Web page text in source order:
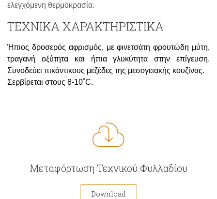
ελεγχόμενη θερμοκρασία.
ΤΕΧΝΙΚΑ ΧΑΡΑΚΤΗΡΙΣΤΙΚΑ
Ήπιος δροσερός αφρισμός, με φινετσάτη φρουτώδη μύτη,
τραγανή οξύτητα και ήπια γλυκύτητα στην επίγευση.
Συνοδεύει πικάντικους μεζέδες της μεσογειακής κουζίνας.
Σερβίρεται στους 8-10˚C.
Μεταφόρτωση Τεχνικού Φυλλαδίου
Download